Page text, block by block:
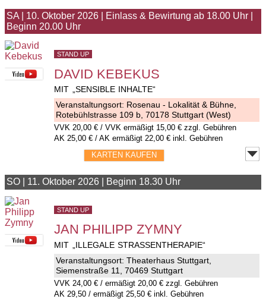
SA 10. Oktober 2026 Einlass & Bewirtung ab 18.00 Uhr
Beginn 20.00 Uhr
STAND UP
DAVID KEBEKUS
MIT „SENSIBLE INHALTE“
Veranstaltungsort: Rosenau - Lokalität & Bühne
Rotebühlstrasse 109 b, 70178 Stuttgart (West)
VVK 20,00 € / VVK ermäßigt 15,00 € zzgl. Gebühren
AK 25,00 € / AK ermäßigt 22,00 € inkl. Gebühren
KARTEN KAUFEN
SO 11. Oktober 2026 Beginn 18.30 Uhr
STAND UP
JAN PHILIPP ZYMNY
MIT „ILLEGALE STRASSENTHERAPIE“
Veranstaltungsort:Theaterhaus Stuttgart
Siemenstraße 11, 70469 Stuttgart
VVK 24,00 € / ermäßigt 20,00 € zzgl. Gebühren
AK 29,50 / ermäßigt 25,50 € inkl. Gebühren